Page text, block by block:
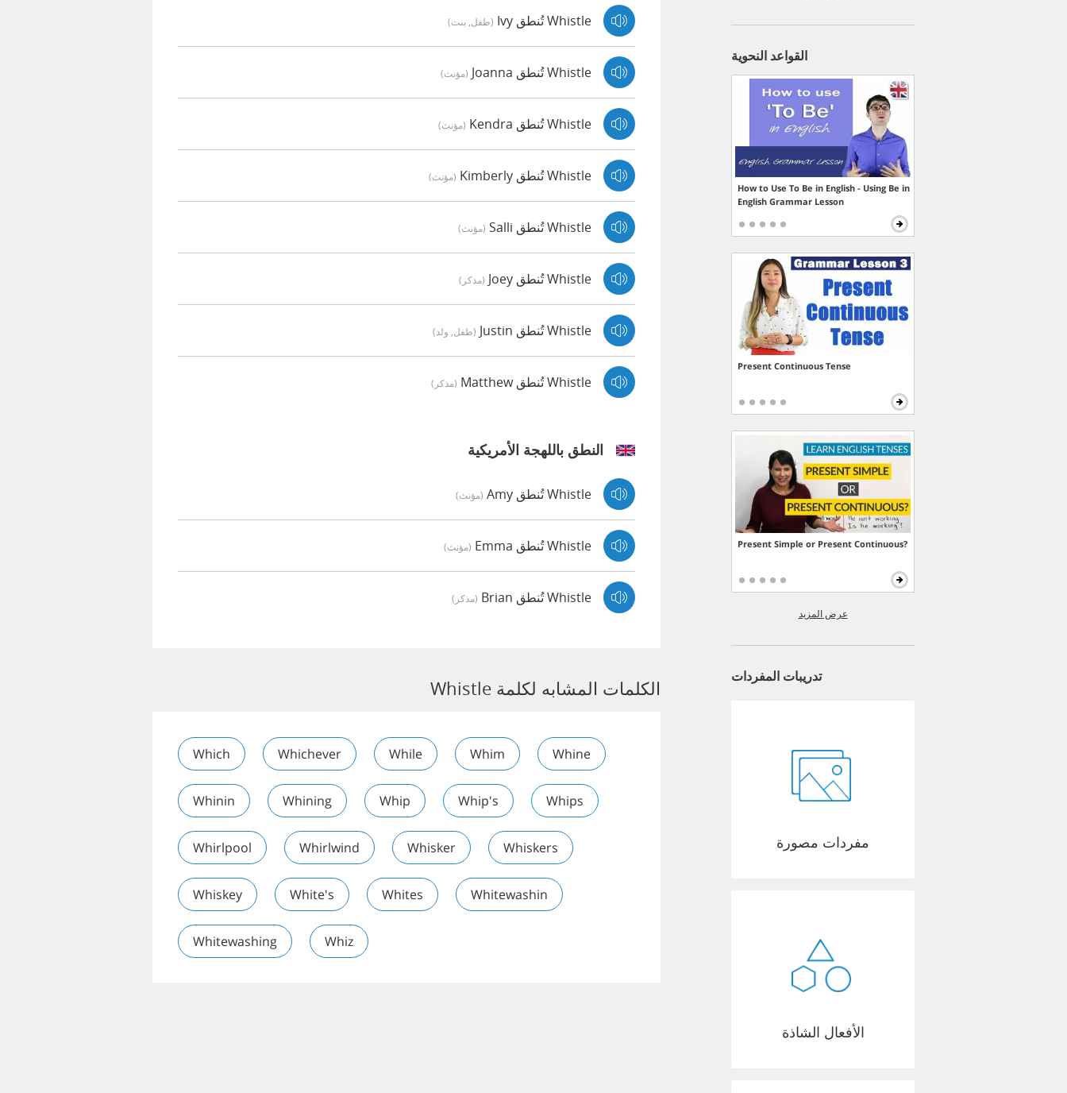
Whistle تُنطق Ivy (طفل, بنت)
Whistle تُنطق Joanna (مؤنث)
Whistle تُنطق Kendra (مؤنث)
Whistle تُنطق Kimberly (مؤنث)
Whistle تُنطق Salli (مؤنث)
Whistle تُنطق Joey (مذكر)
Whistle تُنطق Justin (طفل, ولد)
Whistle تُنطق Matthew (مذكر)
النطق باللهجة الأمريكية
Whistle تُنطق Amy (مؤنث)
Whistle تُنطق Emma (مؤنث)
Whistle تُنطق Brian (مذكر)
الكلمات المشابه لكلمة Whistle
Which Whichever While Whim Whine
Whinin Whining Whip Whip's Whips
Whirlpool Whirlwind Whisker Whiskers
Whiskey White's Whites Whitewashin
Whitewashing Whiz
القواعد النحوية
How to Use To Be in English - Using Be in
English Grammar Lesson
Present Continuous Tense
Present Simple or Present Continuous?
عرض المزيد
تدريبات المفردات
مفردات مصورة
الأفعال الشاذة